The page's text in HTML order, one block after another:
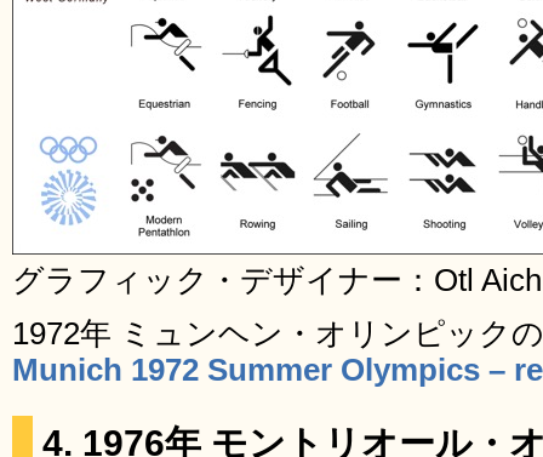
グラフィック・デザイナー：Otl
1972年 ミュンヘン・オリンピック
Munich 1972 Summer Olympics –
4. 1976年 モントリオール・